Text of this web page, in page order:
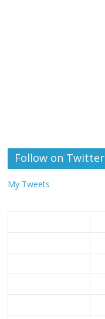
Follow on Twitter
My Tweets